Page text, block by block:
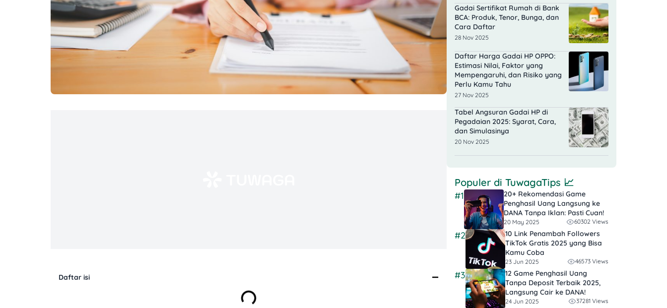
Daftar isi
Gadai Sertifikat Rumah di Bank
BCA: Produk, Tenor, Bunga, dan
Cara Daftar
28 Nov 2025
Daftar Harga Gadai HP OPPO:
Estimasi Nilai, Faktor yang
Mempengaruhi, dan Risiko yang
Perlu Kamu Tahu
27 Nov 2025
Tabel Angsuran Gadai HP di
Pegadaian 2025: Syarat, Cara,
dan Simulasinya
20 Nov 2025
Populer di TuwagaTips 📈
#1
20+ Rekomendasi Game
Penghasil Uang Langsung ke
DANA Tanpa Iklan​: Pasti Cuan!
20 May 2025 60302 Views
#2
10 Link Penambah Followers
TikTok Gratis​ 2025 yang Bisa
Kamu Coba
23 Jun 2025 46573 Views
#3
12 Game Penghasil Uang
Tanpa Deposit Terbaik 2025,
Langsung Cair ke DANA!
24 Jun 2025 37281 Views